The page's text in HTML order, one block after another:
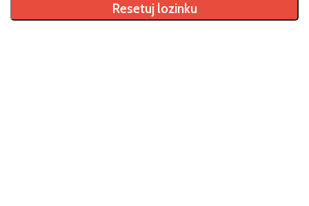
Resetuj lozinku